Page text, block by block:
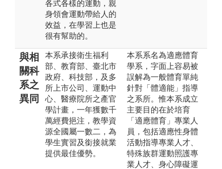
各式各樣的運動，親
身領會運動帶給人的
效益，在學習上也是
很有幫助的。
與相
關科
系之
異同
本系承接衛生福利
部、教育部、臺北市
政府、科技部，及多
所上市公司、運動中
心、醫療院所之產官
學計畫，一年獲數千
萬經費挹注，教學資
源全國屬一數二，為
學生實習及銜接就業
提供最佳優勢。
本系系名為適應體育
學系，字面上容易被
誤解為一般體育單純
針對「體適能」指導
之系所。惟本系成立
主要目的在於培育
「適應體育」專業人
員，包括適應性身體
活動指導專業人才、
特殊族群運動照護專
業人才、身心障礙運